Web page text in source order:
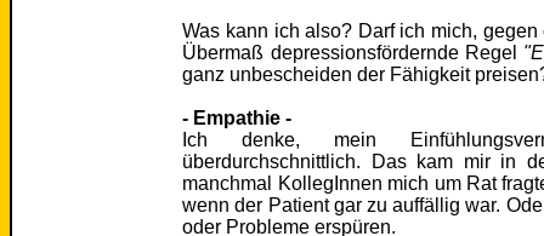
Was kann ich also? Darf ich mich,
Übermaß depressionsfördernde Regel
ganz unbescheiden der Fähigkeit
- Empathie -
Ich denke, mein
überdurchschnittlich. Das kam mir in
manchmal KollegInnen mich um Rat
wenn der Patient gar zu auffällig war.
oder Probleme erspüren.